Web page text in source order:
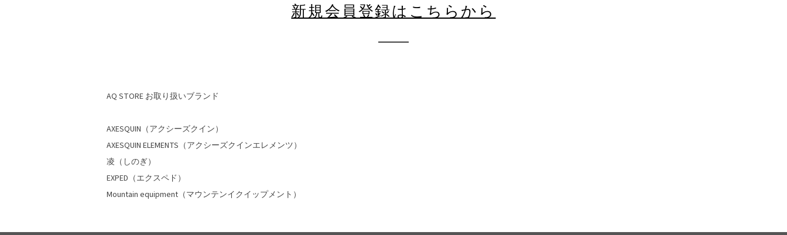
新規会員登録はこちらから
AQ STORE お取り扱いブランド
AXESQUIN（アクシーズクイン）
AXESQUIN ELEMENTS（アクシーズクインエレメンツ）
凌（しのぎ）
EXPED（エクスペド）
Mountain equipment（マウンテンイクイップメント）